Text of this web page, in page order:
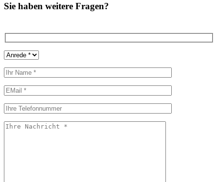
Sie haben weitere Fragen?